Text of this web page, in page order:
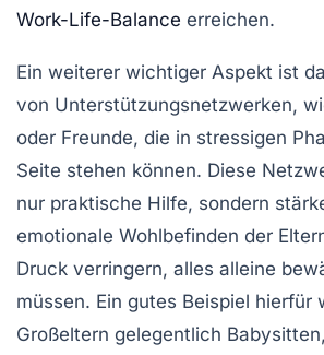
Work-Life-Balance erreichen.
Ein weiterer wichtiger Aspekt ist
von Unterstützungsnetzwerken,
oder Freunde, die in stressigen
Seite stehen können. Diese
nur praktische Hilfe, sondern
emotionale Wohlbefinden der
Druck verringern, alles alleine
müssen. Ein gutes Beispiel hierfür
Großeltern gelegentlich